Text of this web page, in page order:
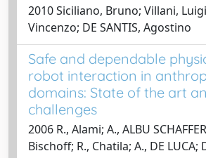
2010 Siciliano, Bruno; Villani,
Vincenzo; DE SANTIS, Agostino
Safe and dependable
robot interaction in
domains: State of the art
challenges
2006 R., Alami; A., ALBU
Bischoff; R., Chatila; A., DE LUCA;